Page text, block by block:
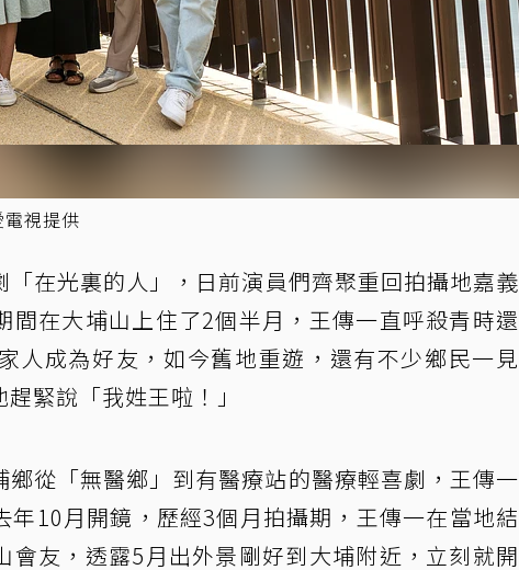
電視提供
「在光裏的人」，日前演員們齊聚重回拍攝地嘉義
間在大埔山上住了2個半月，王傳一直呼殺青時還
人成為好友，如今舊地重遊，還有不少鄉民一見
緊說「我姓王啦！」
鄉從「無醫鄉」到有醫療站的醫療輕喜劇，王傳一
10月開鏡，歷經3個月拍攝期，王傳一在當地結
會友，透露5月出外景剛好到大埔附近，立刻就開